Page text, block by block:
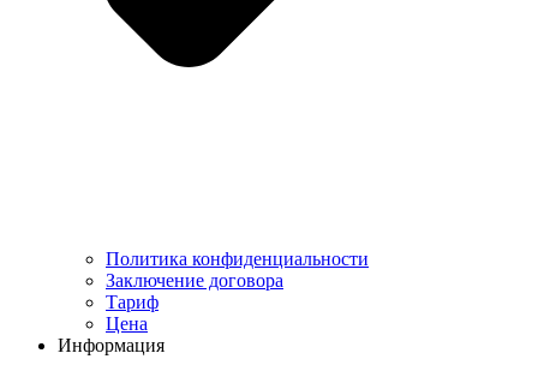
Политика конфиденциальности
Заключение договора
Тариф
Цена
Информация